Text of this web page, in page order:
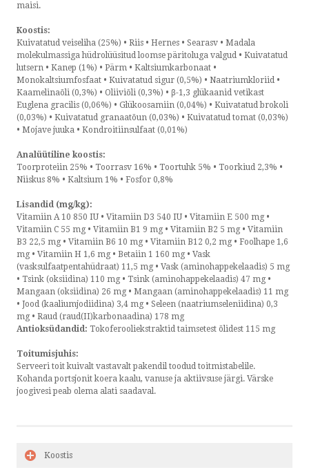
maisi.
Koostis:
Kuivatatud veiseliha (25%) • Riis • Hernes • Searasv • Madala
molekulmassiga hüdrolüüsitud loomse päritoluga valgud • Kuivatatud
lutsern • Kanep (1%) • Pärm • Kaltsiumkarbonaat •
Monokaltsiumfosfaat • Kuivatatud sigur (0,5%) • Naatriumkloriid •
Kaamelinaõli (0,3%) • Oliiviõli (0,3%) • β-1,3 glükaanid vetikast
Euglena gracilis (0,06%) • Glükoosamiin (0,04%) • Kuivatatud brokoli
(0,03%) • Kuivatatud granaatõun (0,03%) • Kuivatatud tomat (0,03%)
• Mojave juuka • Kondroitiinsulfaat (0,01%)
Analüütiline koostis:
Toorproteiin 25% • Toorrasv 16% • Toortuhk 5% • Toorkiud 2,3% •
Niiskus 8% • Kaltsium 1% • Fosfor 0,8%
Lisandid (mg/kg):
Vitamiin A 10 850 IU • Vitamiin D3 540 IU • Vitamiin E 500 mg •
Vitamiin C 55 mg • Vitamiin B1 9 mg • Vitamiin B2 5 mg • Vitamiin
B3 22,5 mg • Vitamiin B6 10 mg • Vitamiin B12 0,2 mg • Foolhape 1,6
mg • Vitamiin H 1,6 mg • Betaiin 1 160 mg • Vask
(vasksulfaatpentahüdraat) 11,5 mg • Vask (aminohappekelaadis) 5 mg
• Tsink (oksiidina) 110 mg • Tsink (aminohappekelaadis) 47 mg •
Mangaan (oksiidina) 26 mg • Mangaan (aminohappekelaadis) 11 mg
• Jood (kaaliumjodiidina) 3,4 mg • Seleen (naatriumseleniidina) 0,3
mg • Raud (raud(II)karbonaadina) 178 mg
Antioksüdandid: Tokoferooliekstraktid taimsetest õlidest 115 mg
Toitumisjuhis:
Serveeri toit kuivalt vastavalt pakendil toodud toitmistabelile.
Kohanda portsjonit koera kaalu, vanuse ja aktiivsuse järgi. Värske
joogivesi peab olema alati saadaval.
Koostis